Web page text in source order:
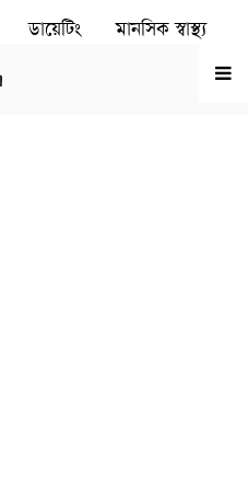
ডায়েটিং মানসিক স্বাস্থ‌্য